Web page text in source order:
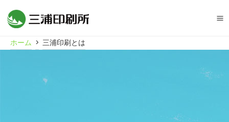
ホーム > 三浦印刷とは